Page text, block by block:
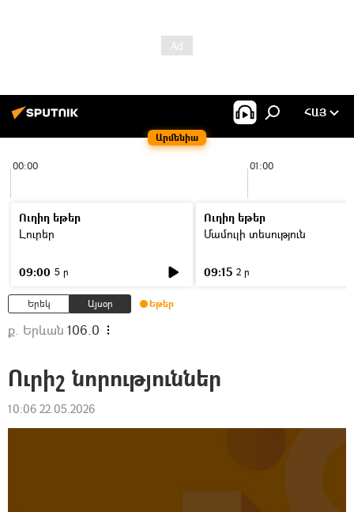
Արմենիա
ՀԱՅ
00:00 01:00
Ուղիղ եթեր
Լուրեր
09:00 5 ր
Ուղիղ եթեր
Մամուլի տեսություն
09:15 2 ր
Երեկ Այսօր Եթեր
ք. Երևան 106.0
Ուրիշ նորություններ
10:06 22.05.2026